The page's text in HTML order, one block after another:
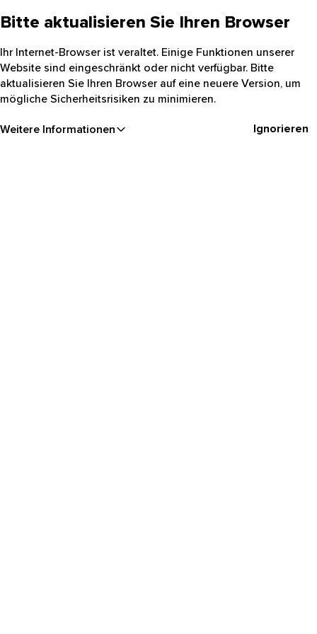
Bitte aktualisieren Sie Ihren Browser
Ihr Internet-Browser ist veraltet. Einige Funktionen unserer
Website sind eingeschränkt oder nicht verfügbar. Bitte
aktualisieren Sie Ihren Browser auf eine neuere Version, um
mögliche Sicherheitsrisiken zu minimieren.
Weitere Informationen Ignorieren